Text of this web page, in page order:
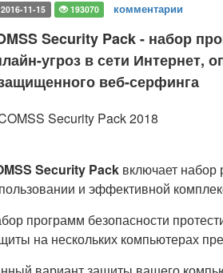
2016-11-15 193070 комментарии
Security Pack - набор
угроз в сети Интернет,
веб-серфинга
Security Pack включает
и эффективной
программ безопасности
на нескольких компьютерах